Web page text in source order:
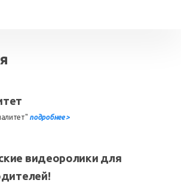
подробнее >
видеоролики для